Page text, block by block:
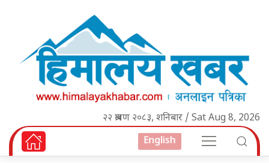
२२ श्रावण २०८३, शनिबार / Sat Aug 8, 2026
English